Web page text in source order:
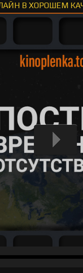
В ХОРОШЕМ